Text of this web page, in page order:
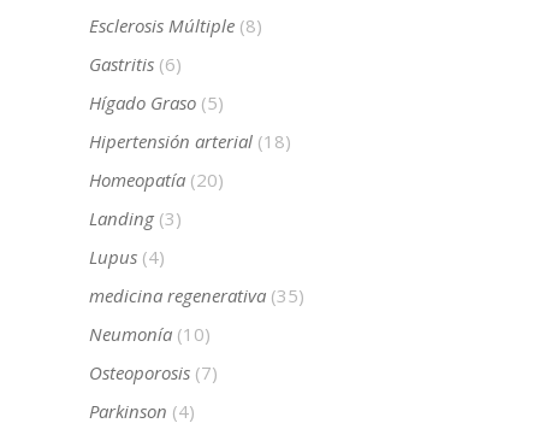
Esclerosis Múltiple (8)
Gastritis (6)
Hígado Graso (5)
Hipertensión arterial (18)
Homeopatía (20)
Landing (3)
Lupus (4)
medicina regenerativa (35)
Neumonía (10)
Osteoporosis (7)
Parkinson (4)